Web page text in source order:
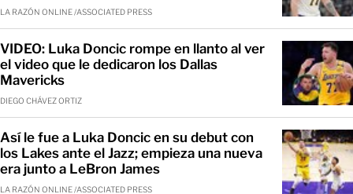
LA RAZÓN ONLINE /ASSOCIATED PRESS
VIDEO: Luka Doncic rompe en llanto al ver
el video que le dedicaron los Dallas
Mavericks
DIEGO CHÁVEZ ORTIZ
Así le fue a Luka Doncic en su debut con
los Lakes ante el Jazz; empieza una nueva
era junto a LeBron James
LA RAZÓN ONLINE /ASSOCIATED PRESS